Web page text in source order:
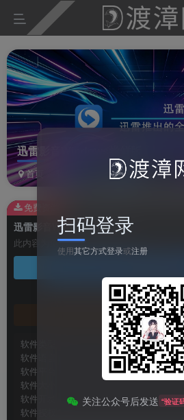
迅雷影音Windows尝鲜版
首页 影视软件 正文
迅雷影音Windows尝鲜版
此内容为免费资源，请登录后查看
技术
官方地址
软件类型
软件语言
软件平台
软件大小
软件开发
软件授权
免费资源
扫码登录
使用其它方式登录或注册
关注公众号后发送 “验证